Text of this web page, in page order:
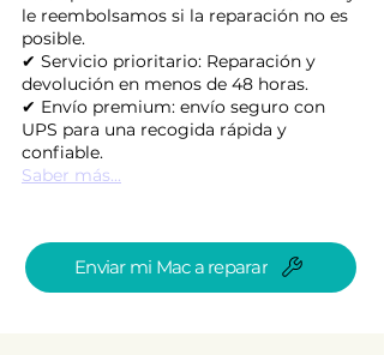
le reembolsamos si la reparación no es
posible.
✔ Servicio prioritario: Reparación y
devolución en menos de 48 horas.
✔ Envío premium: envío seguro con
UPS para una recogida rápida y
confiable.
Saber más...
Enviar mi Mac a reparar